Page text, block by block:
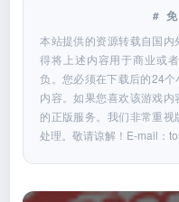
#
本站提供的资源转载自国
得将上述内容用于商业或
负。您必须在下载后的24
内容。如果您喜欢该游戏
的正版服务。我们非常重
处理。敬请谅解！E-mail：